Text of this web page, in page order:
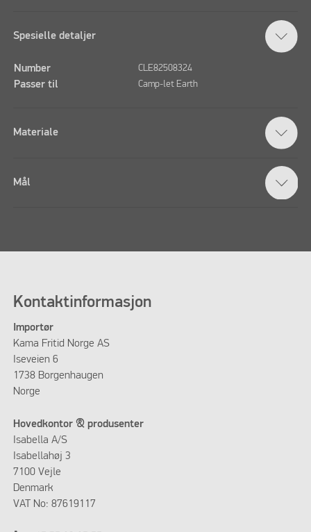
Spesielle detaljer
Number CLE82508324
Passer til Camp-let Earth
Materiale
Mål
Kontaktinformasjon
Importør
Kama Fritid Norge AS
Iseveien 6
1738 Borgenhaugen
Norge
Hovedkontor & produsenter
Isabella A/S
Isabellahøj 3
7100 Vejle
Denmark
VAT No: 87619117